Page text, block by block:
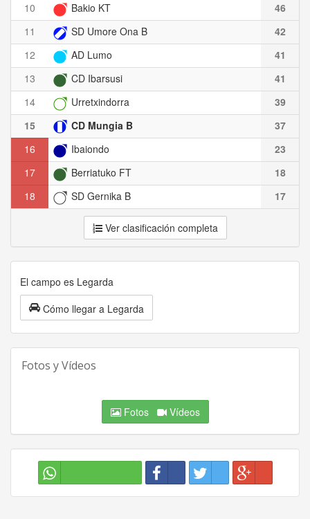
10
Bakio KT
46
11
SD Umore Ona B
42
12
AD Lumo
41
13
CD Ibarsusi
41
14
Urretxindorra
39
15
CD Mungia B
37
16
Ibaiondo
23
17
Berriatuko FT
18
18
SD Gernika B 17
Ver clasificación completa
El campo es Legarda
Cómo llegar a Legarda
Fotos y Vídeos
Fotos Vídeos